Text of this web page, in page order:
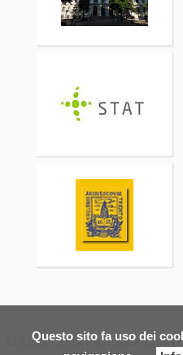
Questo sito fa uso dei
© 2026 Unità Pastorale Unità